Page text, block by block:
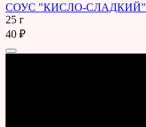
СОУС "КИСЛО-СЛАДКИЙ"
25 г
40 ₽